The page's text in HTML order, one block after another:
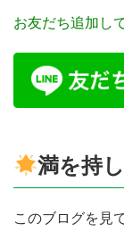
お友だち追加し
満を持
このブログを見